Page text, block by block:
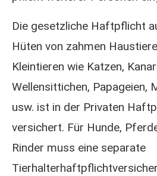
Die gesetzliche Haft­pflicht
Hüten von zahmen
Kleintieren wie Katzen,
Wellensittichen, Papageien,
usw. ist in der Privaten
versichert. Für Hunde,
Rinder muss eine separate